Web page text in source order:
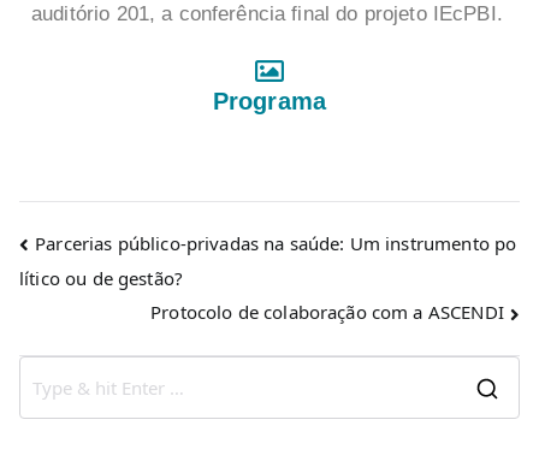
auditório 201, a conferência final do projeto IEcPBI.
Programa
Parcerias público-privadas na saúde: Um instrumento po
lítico ou de gestão?
Protocolo de colaboração com a ASCENDI